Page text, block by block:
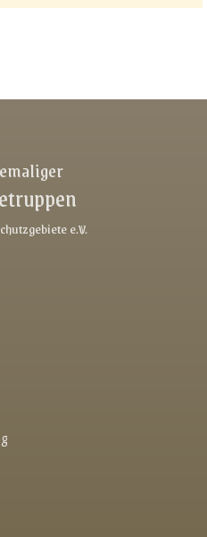
e.V.